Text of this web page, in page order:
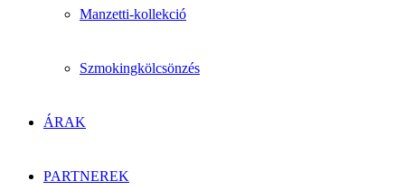
Manzetti-kollekció
Szmokingkölcsönzés
ÁRAK
PARTNEREK